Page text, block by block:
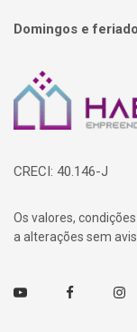
Domingos e
Página inicial
CRECI: 40.146-J
Os valores,
a alterações sem
Youtube Facebook